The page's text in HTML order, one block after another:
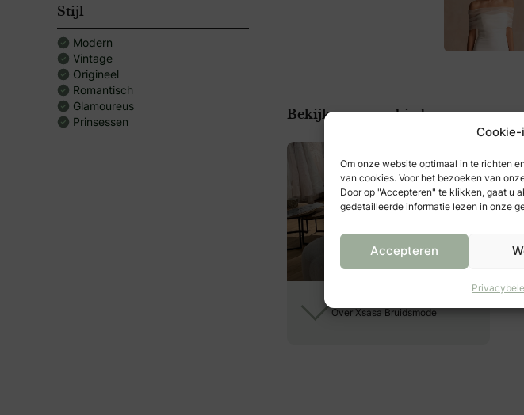
Om onze website optimaal in te richten
van cookies. Voor het bezoeken van
Door op "Accepteren" te klikken, gaat u
gedetailleerde informatie lezen in onze
Accepteren
Stijl
Modern
Vintage
Origineel
Romantisch
Glamoureus
Prinsessen
Jouw trouwjurk vertelt jouw verhaal. Hij
liefde jouw toekomst tegemoet stapt. Dat
Bekijk meer aanbieders
Over Xsasa Bruidsmode